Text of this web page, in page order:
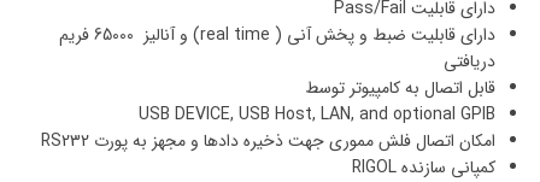
دارای قابلیت Pass/Fail
دارای قابلیت ضبط و پخش آنی ( real time) و آنالیز 65000 فریم
دریافتی
قابل اتصال به کامپیوتر توسط
USB DEVICE, USB Host, LAN, and optional GPIB
امکان اتصال فلش مموری جهت ذخیره دادها و مجهز به پورت RS232
کمپانی سازنده RIGOL